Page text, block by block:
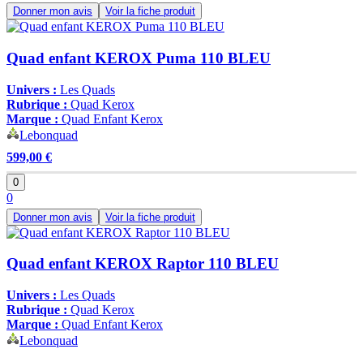
Donner mon avis Voir la fiche produit
Quad enfant KEROX Puma 110 BLEU
Univers : Les Quads
Rubrique : Quad Kerox
Marque : Quad Enfant Kerox
Lebonquad
599,00 €
0
0
Donner mon avis Voir la fiche produit
Quad enfant KEROX Raptor 110 BLEU
Univers : Les Quads
Rubrique : Quad Kerox
Marque : Quad Enfant Kerox
Lebonquad